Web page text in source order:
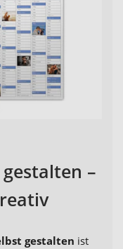
–
gestalten ist